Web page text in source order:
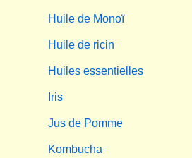
Huile de Monoï
Huile de ricin
Huiles essentielles
Iris
Jus de Pomme
Kombucha